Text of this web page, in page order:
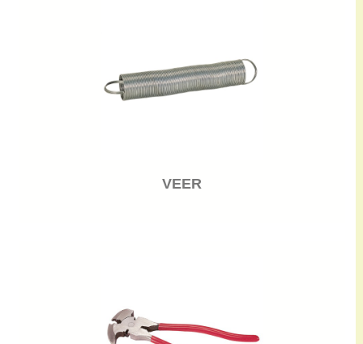
VEER